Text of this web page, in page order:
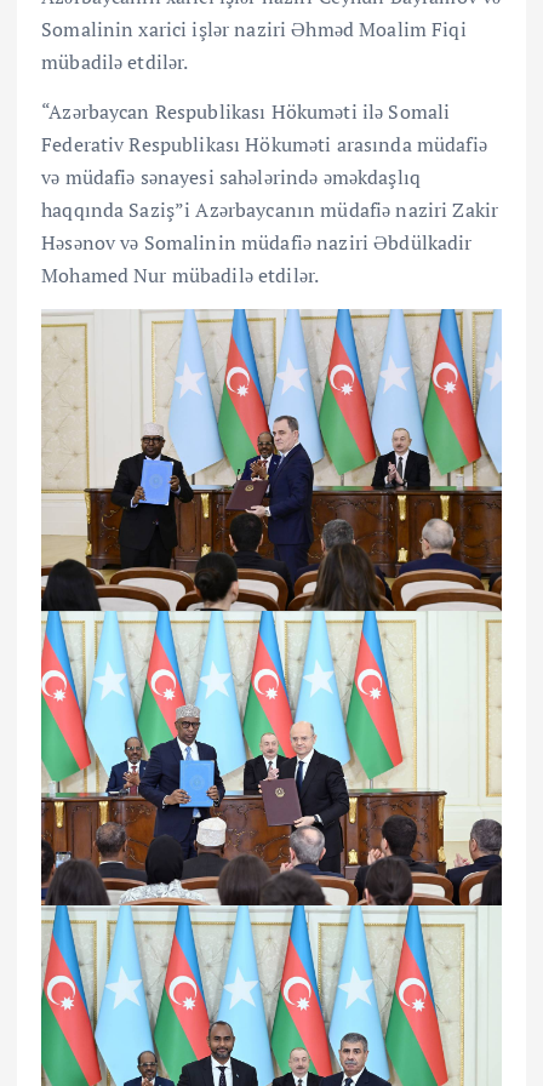
Somalinin xarici işlər naziri Əhməd Moalim Fiqi
mübadilə etdilər.
“Azərbaycan Respublikası Hökuməti ilə Somali
Federativ Respublikası Hökuməti arasında müdafiə
və müdafiə sənayesi sahələrində əməkdaşlıq
haqqında Saziş”i Azərbaycanın müdafiə naziri Zakir
Həsənov və Somalinin müdafiə naziri Əbdülkadir
Mohamed Nur mübadilə etdilər.